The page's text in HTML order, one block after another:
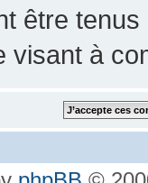
être
visant à